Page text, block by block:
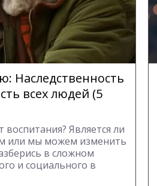
Наследственность
всех людей (5
Является ли
или мы можем изменить
в сложном
и социального в